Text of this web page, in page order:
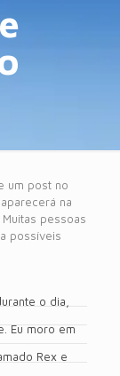
um post no
na
pessoas
possíveis
o dia,
Eu moro em
Rex e